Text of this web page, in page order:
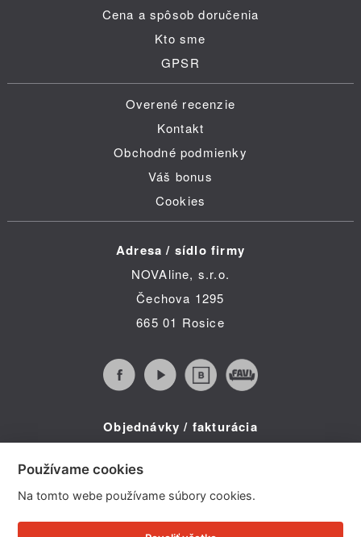
Cena a spôsob doručenia
Kto sme
GPSR
Overené recenzie
Kontakt
Obchodné podmienky
Váš bonus
Cookies
Adresa / sídlo firmy
NOVAline, s.r.o.
Čechova 1295
665 01 Rosice
Objednávky / fakturácia
Telefon: +420 734 322 587
E-mail: info@novaline.cz
Používame cookies
Na tomto webe používame súbory cookies.